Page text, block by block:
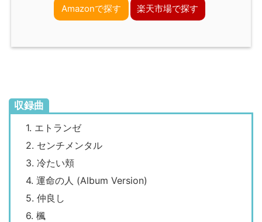
Amazonで探す 楽天市場で探す
収録曲
1. エトランゼ
2. センチメンタル
3. 冷たい頬
4. 運命の人 (Album Version)
5. 仲良し
6. 楓